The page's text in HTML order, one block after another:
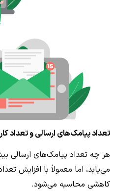
تعداد پیامک‌های ارسالی و تعداد
هر چه تعداد پیامک‌های ارسالی
می‌یابد، اما معمولاً با افزایش
کاهشی محاسبه می‌شود.